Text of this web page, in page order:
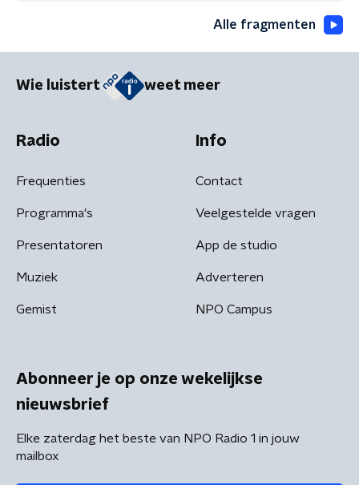
Alle fragmenten
Wie luistert weet meer
Radio
Frequenties
Programma's
Presentatoren
Muziek
Gemist
Info
Contact
Veelgestelde vragen
App de studio
Adverteren
NPO Campus
Abonneer je op onze wekelijkse
nieuwsbrief
Elke zaterdag het beste van NPO Radio 1 in jouw
mailbox